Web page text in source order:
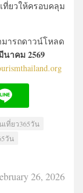
ที่ยวให้ครอบคลุม
ารถดาวน์โหลด
าคม 2569
เที่ยว365วัน
วัน
26, 2026